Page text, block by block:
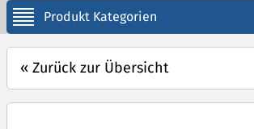
Produkt Kategorien
« Zurück zur Übersicht